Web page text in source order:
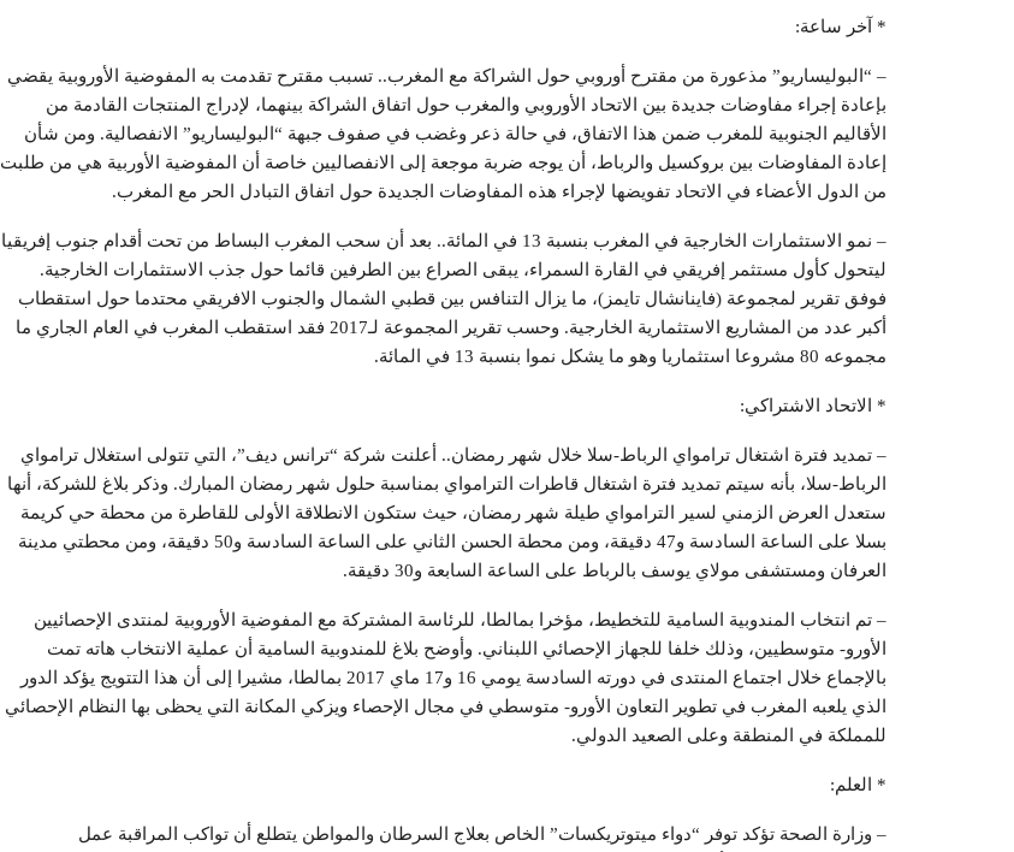
* آخر ساعة:
– “البوليساريو” مذعورة من مقترح أوروبي حول الشراكة مع المغرب.. تسبب مقترح تقدمت به المفوضية الأوروبية يقضي
بإعادة إجراء مفاوضات جديدة بين الاتحاد الأوروبي والمغرب حول اتفاق الشراكة بينهما، لإدراج المنتجات القادمة من
الأقاليم الجنوبية للمغرب ضمن هذا الاتفاق، في حالة ذعر وغضب في صفوف جبهة “البوليساريو” الانفصالية. ومن شأن
إعادة المفاوضات بين بروكسيل والرباط، أن يوجه ضربة موجعة إلى الانفصاليين خاصة أن المفوضية الأوربية هي من طلبت
من الدول الأعضاء في الاتحاد تفويضها لإجراء هذه المفاوضات الجديدة حول اتفاق التبادل الحر مع المغرب.
– نمو الاستثمارات الخارجية في المغرب بنسبة 13 في المائة.. بعد أن سحب المغرب البساط من تحت أقدام جنوب إفريقيا
ليتحول كأول مستثمر إفريقي في القارة السمراء، يبقى الصراع بين الطرفين قائما حول جذب الاستثمارات الخارجية.
فوفق تقرير لمجموعة (فاينانشال تايمز)، ما يزال التنافس بين قطبي الشمال والجنوب الافريقي محتدما حول استقطاب
أكبر عدد من المشاريع الاستثمارية الخارجية. وحسب تقرير المجموعة لـ2017 فقد استقطب المغرب في العام الجاري ما
مجموعه 80 مشروعا استثماريا وهو ما يشكل نموا بنسبة 13 في المائة.
* الاتحاد الاشتراكي:
– تمديد فترة اشتغال ترامواي الرباط-سلا خلال شهر رمضان.. أعلنت شركة “ترانس ديف”، التي تتولى استغلال ترامواي
الرباط-سلا، بأنه سيتم تمديد فترة اشتغال قاطرات الترامواي بمناسبة حلول شهر رمضان المبارك. وذكر بلاغ للشركة، أنها
ستعدل العرض الزمني لسير الترامواي طيلة شهر رمضان، حيث ستكون الانطلاقة الأولى للقاطرة من محطة حي كريمة
بسلا على الساعة السادسة و47 دقيقة، ومن محطة الحسن الثاني على الساعة السادسة و50 دقيقة، ومن محطتي مدينة
العرفان ومستشفى مولاي يوسف بالرباط على الساعة السابعة و30 دقيقة.
– تم انتخاب المندوبية السامية للتخطيط، مؤخرا بمالطا، للرئاسة المشتركة مع المفوضية الأوروبية لمنتدى الإحصائيين
الأورو- متوسطيين، وذلك خلفا للجهاز الإحصائي اللبناني. وأوضح بلاغ للمندوبية السامية أن عملية الانتخاب هاته تمت
بالإجماع خلال اجتماع المنتدى في دورته السادسة يومي 16 و17 ماي 2017 بمالطا، مشيرا إلى أن هذا التتويج يؤكد الدور
الذي يلعبه المغرب في تطوير التعاون الأورو- متوسطي في مجال الإحصاء ويزكي المكانة التي يحظى بها النظام الإحصائي
للمملكة في المنطقة وعلى الصعيد الدولي.
* العلم:
– وزارة الصحة تؤكد توفر “دواء ميتوتريكسات” الخاص بعلاج السرطان والمواطن يتطلع أن تواكب المراقبة عمل